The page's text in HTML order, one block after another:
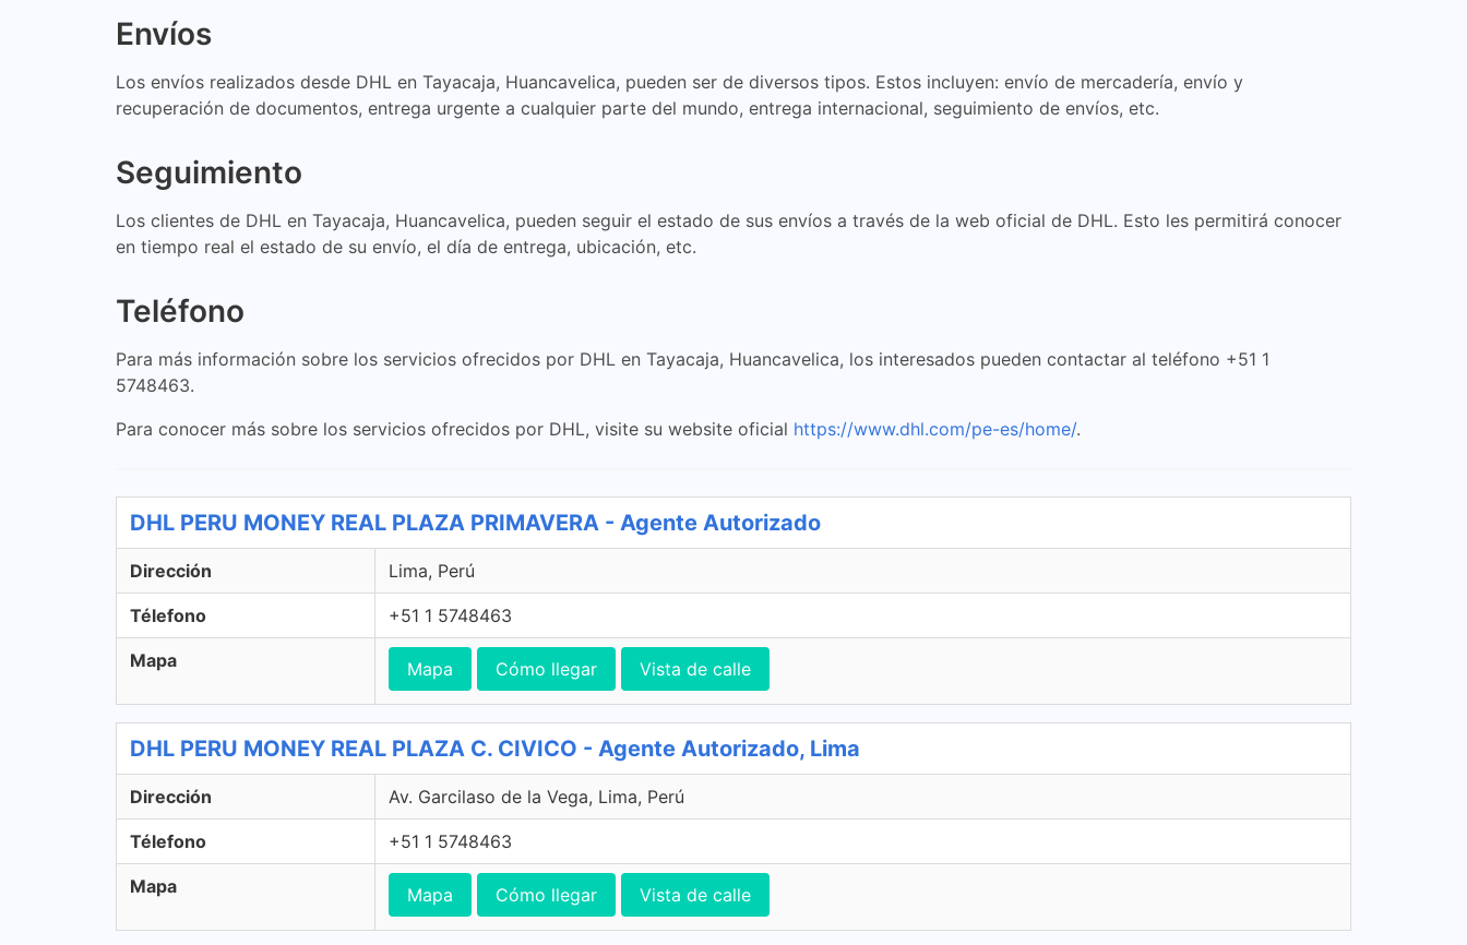
Envíos
Los envíos realizados desde DHL en Tayacaja, Huancavelica, pueden ser de diversos tipos. Estos incluyen: envío de mercadería, envío y
recuperación de documentos, entrega urgente a cualquier parte del mundo, entrega internacional, seguimiento de envíos, etc.
Seguimiento
Los clientes de DHL en Tayacaja, Huancavelica, pueden seguir el estado de sus envíos a través de la web oficial de DHL. Esto les permitirá conocer
en tiempo real el estado de su envío, el día de entrega, ubicación, etc.
Teléfono
Para más información sobre los servicios ofrecidos por DHL en Tayacaja, Huancavelica, los interesados pueden contactar al teléfono +51 1
5748463.
Para conocer más sobre los servicios ofrecidos por DHL, visite su website oficial https://www.dhl.com/pe-es/home/.
DHL PERU MONEY REAL PLAZA PRIMAVERA - Agente Autorizado
Dirección Lima, Perú
Télefono +51 1 5748463
Mapa Mapa Cómo llegar Vista de calle
DHL PERU MONEY REAL PLAZA C. CIVICO - Agente Autorizado, Lima
Dirección Av. Garcilaso de la Vega, Lima, Perú
Télefono +51 1 5748463
Mapa Mapa Cómo llegar Vista de calle